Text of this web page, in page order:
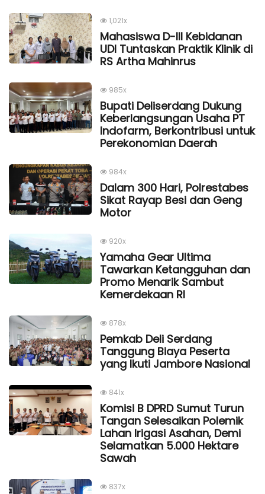
1,021x
Mahasiswa D-III Kebidanan
UDI Tuntaskan Praktik Klinik di
RS Artha Mahinrus
985x
Bupati Deliserdang Dukung
Keberlangsungan Usaha PT
Indofarm, Berkontribusi untuk
Perekonomian Daerah
984x
Dalam 300 Hari, Polrestabes
Sikat Rayap Besi dan Geng
Motor
920x
Yamaha Gear Ultima
Tawarkan Ketangguhan dan
Promo Menarik Sambut
Kemerdekaan Rl
878x
Pemkab Deli Serdang
Tanggung Biaya Peserta
yang Ikuti Jambore Nasional
841x
Komisi B DPRD Sumut Turun
Tangan Selesaikan Polemik
Lahan Irigasi Asahan, Demi
Selamatkan 5.000 Hektare
Sawah
837x